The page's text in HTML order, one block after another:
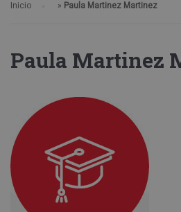
Inicio » Paula Martinez Martinez
Paula Martinez